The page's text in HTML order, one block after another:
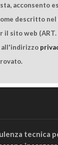
acconsento
descritto nel
sito web
all'indirizzo
tecnica